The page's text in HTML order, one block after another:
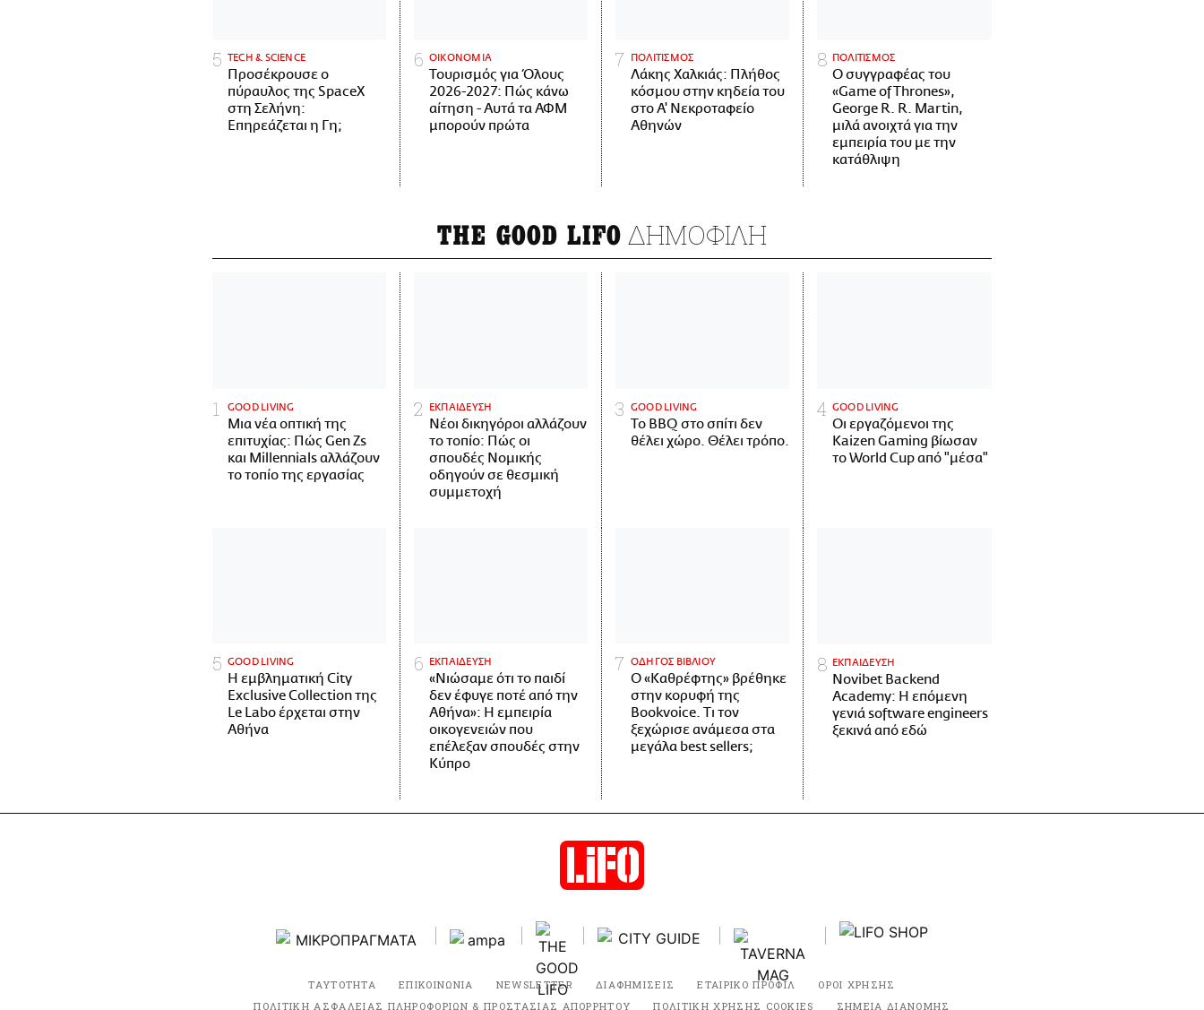
ΤECH & SCIENCE
Προσέκρουσε ο
πύραυλος της SpaceX
στη Σελήνη:
Επηρεάζεται η Γη;
ΟΙΚΟΝΟΜΙΑ
Τουρισμός για Όλους
2026-2027: Πώς κάνω
αίτηση - Αυτά τα ΑΦΜ
μπορούν πρώτα
ΠΟΛΙΤΙΣΜΟΣ
Λάκης Χαλκιάς: Πλήθος
κόσμου στην κηδεία του
στο Α' Νεκροταφείο
Αθηνών
ΠΟΛΙΤΙΣΜΟΣ
Ο συγγραφέας του
«Game of Thrones»,
George R. R. Martin,
μιλά ανοιχτά για την
εμπειρία του με την
κατάθλιψη
THE GOOD LIFO ΔΗΜΟΦΙΛΗ
GOOD LIVING
Μια νέα οπτική της
επιτυχίας: Πώς Gen Zs
και Millennials αλλάζουν
το τοπίο της εργασίας
ΕΚΠΑΙΔΕΥΣΗ
Νέοι δικηγόροι αλλάζουν
το τοπίο: Πώς οι
σπουδές Νομικής
οδηγούν σε θεσμική
συμμετοχή
GOOD LIVING
Το BBQ στο σπίτι δεν
θέλει χώρο. Θέλει τρόπο.
GOOD LIVING
Οι εργαζόμενοι της
Kaizen Gaming βίωσαν
το World Cup από "μέσα"
GOOD LIVING
Η εμβληματική City
Exclusive Collection της
Le Labo έρχεται στην
Αθήνα
ΕΚΠΑΙΔΕΥΣΗ
«Νιώσαμε ότι το παιδί
δεν έφυγε ποτέ από την
Αθήνα»: Η εμπειρία
οικογενειών που
επέλεξαν σπουδές στην
Κύπρο
ΟΔΗΓΟΣ ΒΙΒΛΙΟΥ
Ο «Καθρέφτης» βρέθηκε
στην κορυφή της
Bookvoice. Τι τον
ξεχώρισε ανάμεσα στα
μεγάλα best sellers;
ΕΚΠΑΙΔΕΥΣΗ
Novibet Backend
Academy: Η επόμενη
γενιά software engineers
ξεκινά από εδώ
ΤΑΥΤΟΤΗΤΑ ΕΠΙΚΟΙΝΩΝΙΑ NEWSLETTER ΔΙΑΦΗΜΙΣΕΙΣ ΕΤΑΙΡΙΚΟ ΠΡΟΦΙΛ
ΟΡΟΙ ΧΡΗΣΗΣ
ΠΟΛΙΤΙΚΗ ΑΣΦΑΛΕΙΑΣ ΠΛΗΡΟΦΟΡΙΩΝ & ΠΡΟΣΤΑΣΙΑΣ ΑΠΟΡΡΗΤΟΥ
ΠΟΛΙΤΙΚΗ ΧΡΗΣΗΣ COOKIES ΣΗΜΕΙΑ ΔΙΑΝΟΜΗΣ